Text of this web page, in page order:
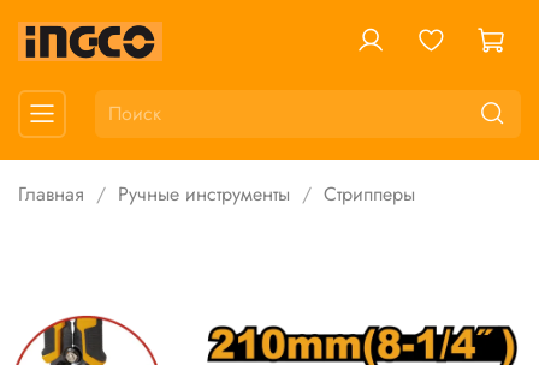
Главная Ручные инструменты Стрипперы